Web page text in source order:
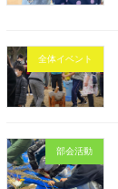
全体イベント
部会活動